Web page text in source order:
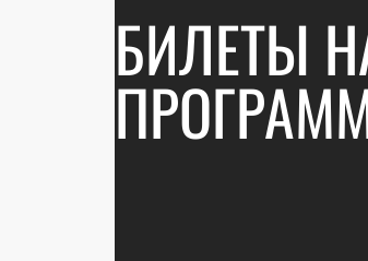
БИЛЕТЫ